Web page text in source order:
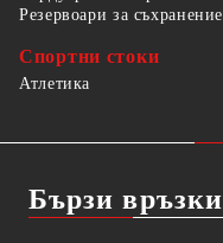
Резервоари за съхранение
Спортни стоки
Атлетика
Бързи връзки